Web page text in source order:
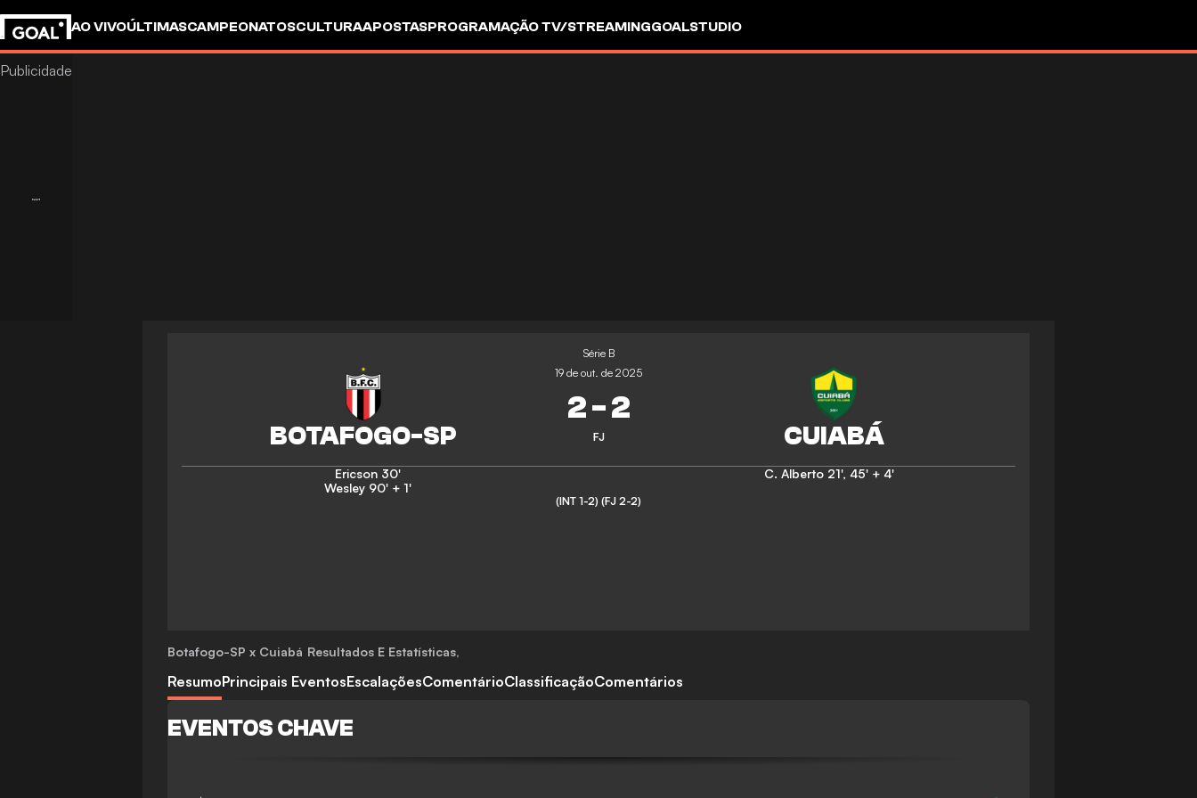
AO VIVOÚLTIMASCAMPEONATOSCULTURAAPOSTASPROGRAMAÇÃO TV/STREAMINGGOALSTUDIO
Série B
19 de out. de 2025
2-2
FJ
Ericson 30'
Wesley 90' + 1'
C. Alberto 21', 45' + 4'
(INT 1-2) (FJ 2-2)
Botafogo-SP x Cuiabá Resultados E Estatísticas,
ResumoPrincipais EventosEscalaçõesComentárioClassificaçãoComentários
EVENTOS CHAVE